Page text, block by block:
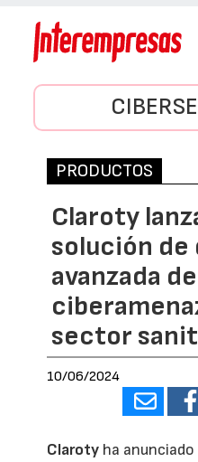
PRODUCTOS
Claroty
solución
avanzada de
sector
10/06/2024
Claroty ha